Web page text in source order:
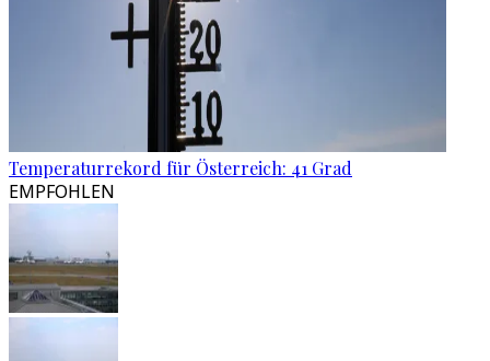
Temperaturrekord für Österreich: 41 Grad
EMPFOHLEN